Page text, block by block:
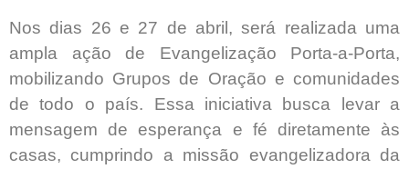
Nos dias 26 e 27 de abril, será realizada uma
ampla ação de Evangelização Porta-a-Porta,
mobilizando Grupos de Oração e comunidades
de todo o país. Essa iniciativa busca levar a
mensagem de esperança e fé diretamente às
casas, cumprindo a missão evangelizadora da